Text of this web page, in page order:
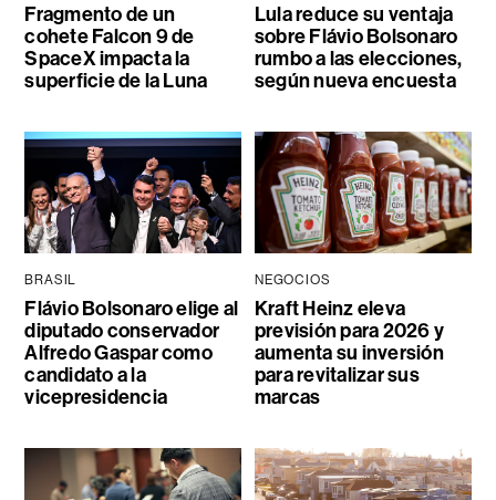
Fragmento de un
cohete Falcon 9 de
SpaceX impacta la
superficie de la Luna
Lula reduce su ventaja
sobre Flávio Bolsonaro
rumbo a las elecciones,
según nueva encuesta
BRASIL
Flávio Bolsonaro elige al
diputado conservador
Alfredo Gaspar como
candidato a la
vicepresidencia
NEGOCIOS
Kraft Heinz eleva
previsión para 2026 y
aumenta su inversión
para revitalizar sus
marcas